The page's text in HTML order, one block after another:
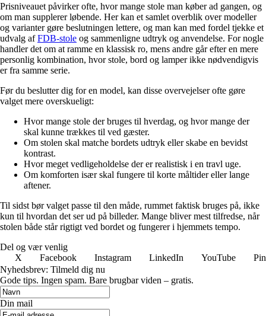
Prisniveauet påvirker ofte, hvor mange stole man køber ad gangen, og
om man supplerer løbende. Her kan et samlet overblik over modeller
og varianter gøre beslutningen lettere, og man kan med fordel tjekke et
udvalg afFDB-stole og sammenligne udtryk og anvendelse. For nogle
handler det om at ramme en klassisk ro, mens andre går efter en mere
personlig kombination, hvor stole, bord og lamper ikke nødvendigvis
er fra samme serie.
Før du beslutter dig for en model, kan disse overvejelser ofte gøre
valget mere overskueligt:
Hvor mange stole der bruges til hverdag, og hvor mange der
skal kunne trækkes til ved gæster.
Om stolen skal matche bordets udtryk eller skabe en bevidst
kontrast.
Hvor meget vedligeholdelse der er realistisk i en travl uge.
Om komforten især skal fungere til korte måltider eller lange
aftener.
Til sidst bør valget passe til den måde, rummet faktisk bruges på, ikke
kun til hvordan det ser ud på billeder. Mange bliver mest tilfredse, når
stolen både står rigtigt ved bordet og fungerer i hjemmets tempo.
Del og vær venlig
X
Facebook Instagram LinkedIn YouTube
Nyhedsbrev: Tilmeld dig nu
Gode tips. Ingen spam. Bare brugbar viden – gratis.
Din mail